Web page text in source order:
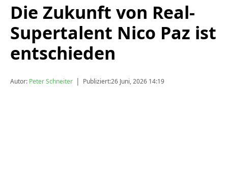
Die Zukunft von Real-
Supertalent Nico Paz ist
entschieden
Autor: Peter Schneiter | Publiziert:26 Juni, 2026 14:19